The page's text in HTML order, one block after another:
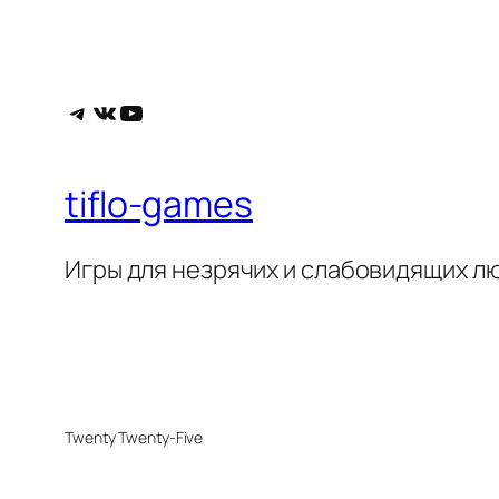
Telegram
ВКонтакте
YouTube
tiflo-games
Игры для незрячих и слабовидящих
Twenty Twenty-Five